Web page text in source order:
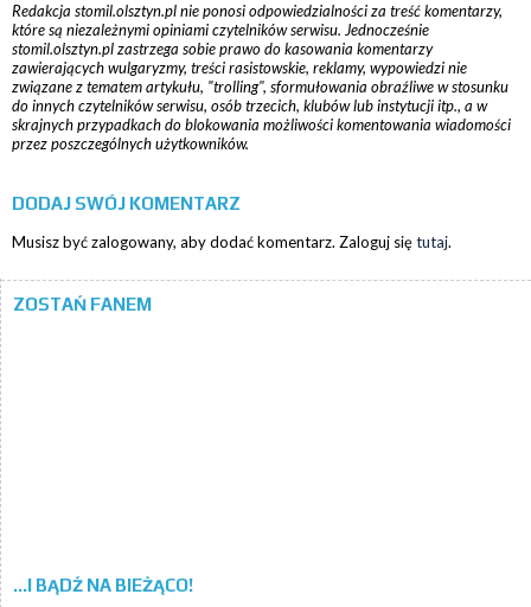
Redakcja stomil.olsztyn.pl nie ponosi odpowiedzialności za treść komentarzy,
które są niezależnymi opiniami czytelników serwisu. Jednocześnie
stomil.olsztyn.pl zastrzega sobie prawo do kasowania komentarzy
zawierających wulgaryzmy, treści rasistowskie, reklamy, wypowiedzi nie
związane z tematem artykułu, "trolling", sformułowania obraźliwe w stosunku
do innych czytelników serwisu, osób trzecich, klubów lub instytucji itp., a w
skrajnych przypadkach do blokowania możliwości komentowania wiadomości
przez poszczególnych użytkowników.
DODAJ SWÓJ KOMENTARZ
Musisz być zalogowany, aby dodać komentarz. Zaloguj siętutaj.
ZOSTAŃ FANEM
...I BĄDŹ NA BIEŻĄCO!